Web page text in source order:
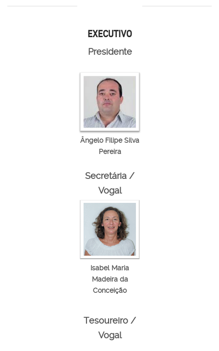
EXECUTIVO
Presidente
Ângelo Filipe Silva
Pereira
Secretária /
Vogal
Isabel Maria
Madeira da
Conceição
Tesoureiro /
Vogal